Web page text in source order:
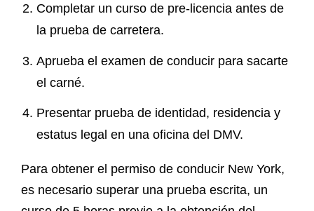
Completar un curso de pre-licencia antes de
la prueba de carretera.
Aprueba el examen de conducir para sacarte
el carné.
Presentar prueba de identidad, residencia y
estatus legal en una oficina del DMV.
Para obtener el permiso de conducir New York,
es necesario superar una prueba escrita, un